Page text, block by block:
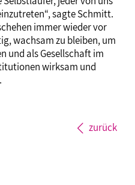
sagte Schmitt.
immer wieder vor
wachsam zu bleiben, um
und als Gesellschaft im
wirksam und
zurück